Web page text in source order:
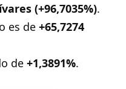
(+96,7035%).
es de +65,7274
de+1,3891%.